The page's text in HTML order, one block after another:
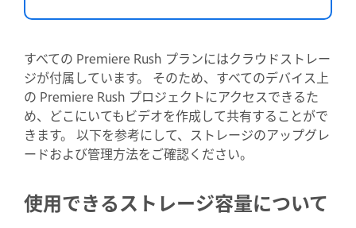
すべての Premiere Rush プランにはクラウドストレー
ジが付属しています。 そのため、すべてのデバイス上
の Premiere Rush プロジェクトにアクセスできるた
め、どこにいてもビデオを作成して共有することがで
きます。 以下を参考にして、ストレージのアップグレ
ードおよび管理方法をご確認ください。
使用できるストレージ容量について